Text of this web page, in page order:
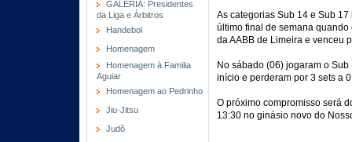
GALERIA: Presidentes
da Liga e Árbitros
Handebol
Homenagem
Homenagem à Familia
Aguiar
Homenagem ao Pedrinho
Jiu-Jitsu
Judô
As categorias Sub 14 e Sub
último final de semana
da AABB de Limeira e venceu
No sábado (06) jogaram o
início e perderam por 3 sets a
O próximo compromisso será
13:30 no ginásio novo do